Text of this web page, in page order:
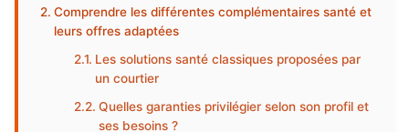
Comprendre les différentes complémentaires santé et
leurs offres adaptées
Les solutions santé classiques proposées par
un courtier
Quelles garanties privilégier selon son profil et
ses besoins ?